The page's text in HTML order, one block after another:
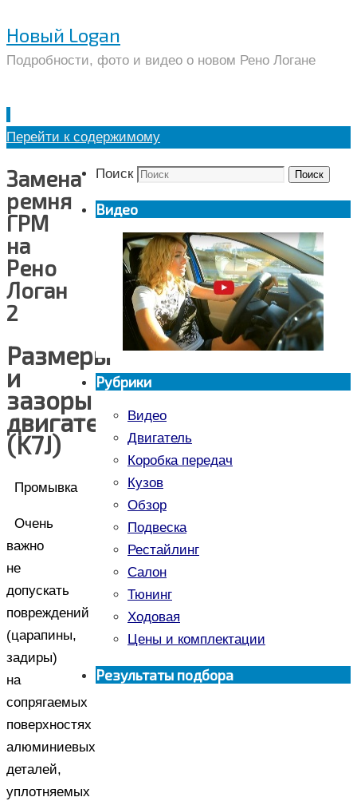
Новый Logan
Подробности, фото и видео о новом Рено Логане
Перейти к содержимому
Замена
ремня
ГРМ
на
Рено
Логан
2
Размеры
и
зазоры
двигателя
(K7J)
Промывка
Очень
важно
не
допускать
повреждений
(царапины,
задиры)
на
сопрягаемых
поверхностях
алюминиевых
деталей,
уплотняемых
Поиск Поиск
Видео
Рубрики
Видео
Двигатель
Коробка передач
Кузов
Обзор
Подвеска
Рестайлинг
Салон
Тюнинг
Ходовая
Цены и комплектации
Результаты подбора